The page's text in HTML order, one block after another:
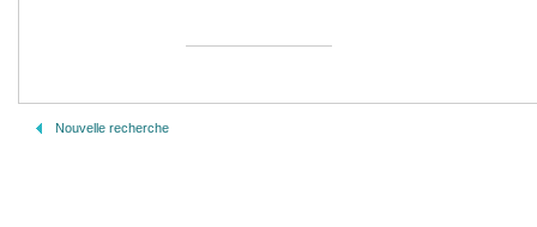
Nouvelle recherche